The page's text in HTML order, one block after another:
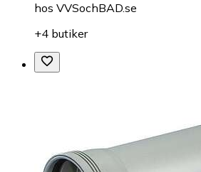
hos VVSochBAD.se
+4 butiker